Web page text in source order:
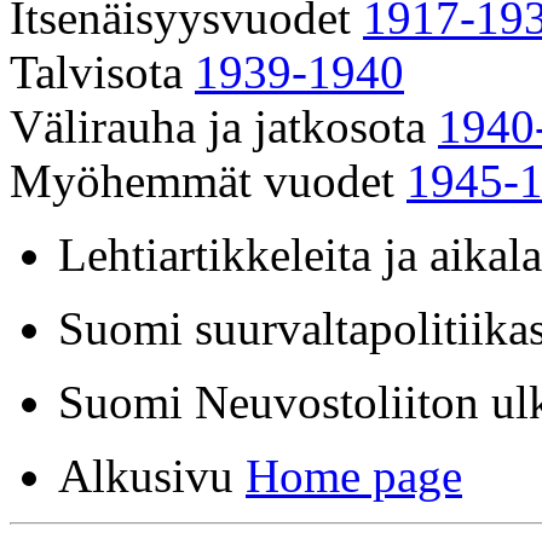
Itsenäisyysvuodet 1917-
Talvisota 1939-1940
Välirauha ja jatkosota
Myöhemmät vuodet 1945-
Lehtiartikkeleita ja
Suomi
Suomi Neuvostoliiton
Alkusivu Home page